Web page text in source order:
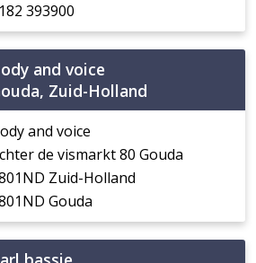
393900
and voice
Zuid-Holland
and voice
de vismarkt 80 Gouda
Zuid-Holland
Gouda